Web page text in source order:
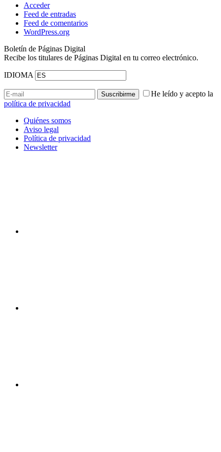
Acceder
Feed de entradas
Feed de comentarios
WordPress.org
Boletín de Páginas Digital
Recibe los titulares de Páginas Digital en tu correo electrónico.
IDIOMA
He leído y acepto la
política de privacidad
Quiénes somos
Aviso legal
Política de privacidad
Newsletter